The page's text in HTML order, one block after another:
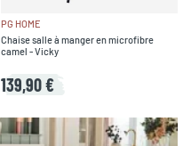
PG HOME
Chaise salle à manger en microfibre
camel - Vicky
139,90 €